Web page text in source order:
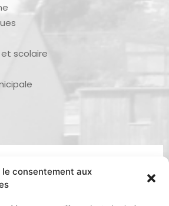
le consentement aux
scolaire
d’état civil